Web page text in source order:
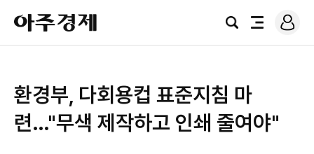
아
주
경
검
전
로
그
환경부, 다회용컵 표준지침 마
련…"무색 제작하고 인쇄 줄여야"